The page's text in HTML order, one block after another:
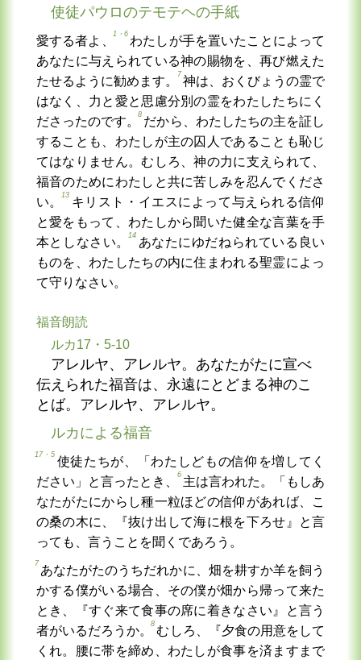
使徒パウロのテモテヘの手紙
愛する者よ、
1・6
わたしが手を置いたことによって
あなたに与えられている神の賜物を、再び燃えた
たせるように勧めます。
7
神は、おくびょうの霊で
はなく、力と愛と思慮分別の霊をわたしたちにく
ださったのです。
8
だから、わたしたちの主を証し
することも、わたしが主の囚人であることも恥じ
てはなりません。むしろ、神の力に支えられて、
福音のためにわたしと共に苦しみを忍んでくださ
い。
13
キリスト・イエスによって与えられる信仰
と愛をもって、わたしから聞いた健全な言葉を手
本としなさい。
14
あなたにゆだねられている良い
ものを、わたしたちの内に住まわれる聖霊によっ
て守りなさい。
福音朗読
ルカ17・5-10
アレルヤ、アレルヤ。あなたがたに宣べ
伝えられた福音は、永遠にとどまる神のこ
とば。アレルヤ、アレルヤ。
ルカによる福音
17・5
使徒たちが、「わたしどもの信仰を増してく
ださい」と言ったとき、
6
主は言われた。「もしあ
なたがたにからし種一粒ほどの信仰があれば、こ
の桑の木に、『抜け出して海に根を下ろせ』と言
っても、言うことを聞くであろう。
7
あなたがたのうちだれかに、畑を耕すか羊を飼う
かする僕がいる場合、その僕が畑から帰って来た
とき、『すぐ来て食事の席に着きなさい』と言う
者がいるだろうか。
8
むしろ、『夕食の用意をして
くれ。腰に帯を締め、わたしが食事を済ますまで